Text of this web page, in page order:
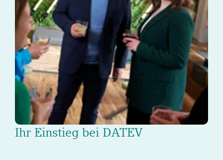
Ihr Einstieg bei DATEV